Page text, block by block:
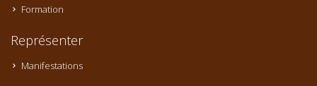
Formation
Représenter
Manifestations